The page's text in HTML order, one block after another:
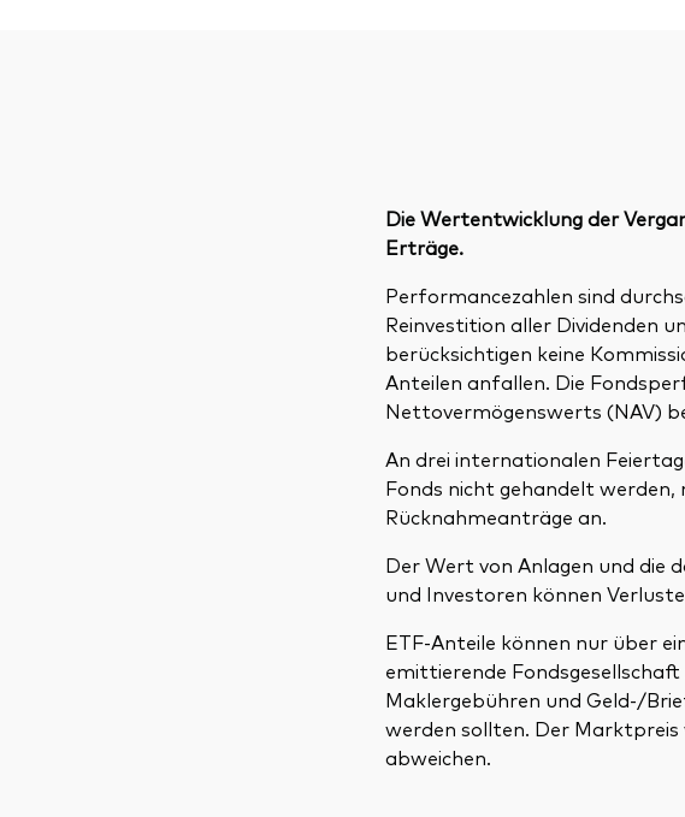
Die Wertentwicklung der
Erträge.
Performancezahlen sind
Reinvestition aller Dividenden
berücksichtigen keine
Anteilen anfallen. Die
Nettovermögenswerts (NAV)
An drei internationalen
Fonds nicht gehandelt werden,
Rücknahmeanträge an.
Der Wert von Anlagen und die
und Investoren können
ETF-Anteile können nur über
emittierende
Maklergebühren und Geld-/
werden sollten. Der
abweichen.